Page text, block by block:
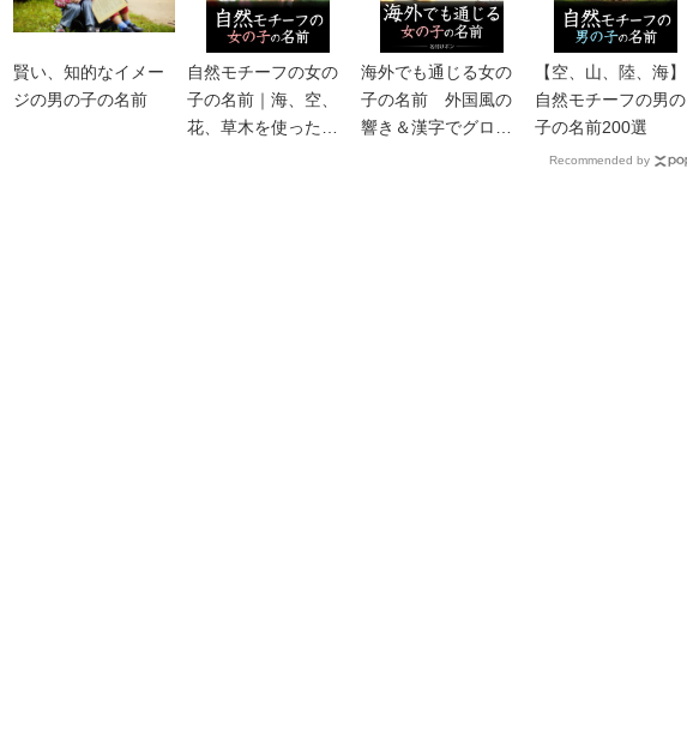
賢い、知的なイメー
ジの男の子の名前
自然モチーフの女の
子の名前｜海、空、
花、草木を使ったナ
海外でも通じる女の
子の名前 外国風の
響き＆漢字でグロー
【空、山、陸、海】
自然モチーフの男の
子の名前200選
Recommended by